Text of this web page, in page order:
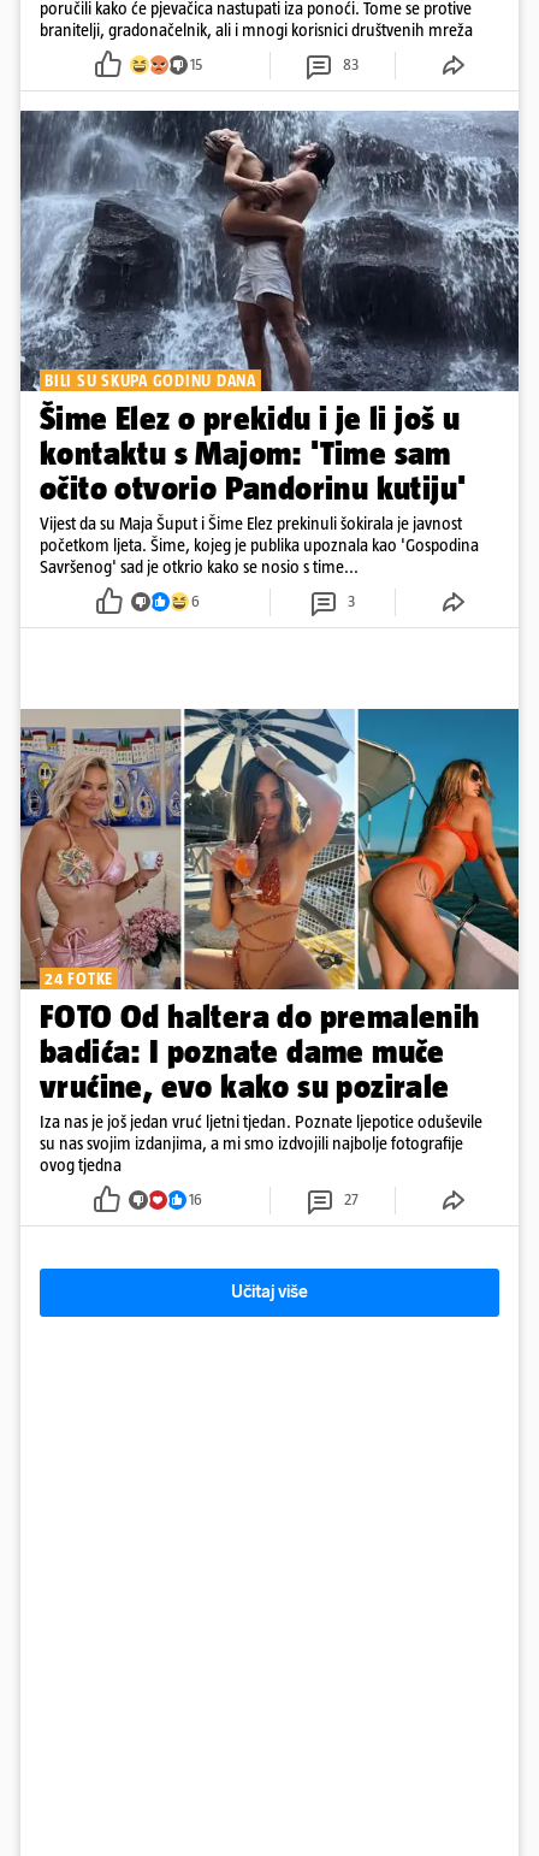
poručili kako će pjevačica nastupati iza ponoći. Tome se protive
branitelji, gradonačelnik, ali i mnogi korisnici društvenih mreža
15 83
BILI SU SKUPA GODINU DANA
Šime Elez o prekidu i je li još u
kontaktu s Majom: 'Time sam
očito otvorio Pandorinu kutiju'
Vijest da su Maja Šuput i Šime Elez prekinuli šokirala je javnost
početkom ljeta. Šime, kojeg je publika upoznala kao 'Gospodina
Savršenog' sad je otkrio kako se nosio s time...
6 3
24 FOTKE
FOTO Od haltera do premalenih
badića: I poznate dame muče
vrućine, evo kako su pozirale
Iza nas je još jedan vruć ljetni tjedan. Poznate ljepotice oduševile
su nas svojim izdanjima, a mi smo izdvojili najbolje fotografije
ovog tjedna
16 27
Učitaj više